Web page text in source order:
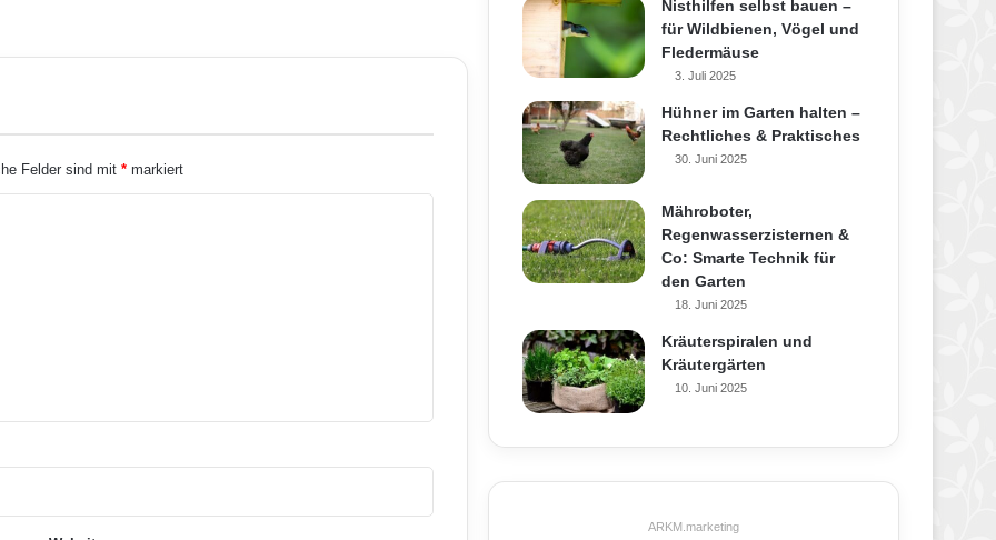
Felder sind mit * markiert
Nisthilfen selbst bauen –
für Wildbienen, Vögel und
Fledermäuse
3. Juli 2025
Hühner im Garten halten –
Rechtliches & Praktisches
30. Juni 2025
Mähroboter,
Regenwasserzisternen &
Co: Smarte Technik für
den Garten
18. Juni 2025
Kräuterspiralen und
Kräutergärten
10. Juni 2025
ARKM.marketing